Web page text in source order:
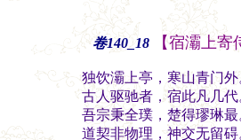
卷140_18 【宿灞上
独饮灞上亭，寒山青门
古人驱驰者，宿此凡几
吾宗秉全璞，楚得璆琳
道契非物理，神交无留